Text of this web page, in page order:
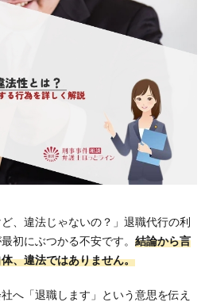
、違法じゃないの？」退職代行の利
初にぶつかる不安です。 結論から言
、違法ではありません。
へ「退職します」という意思を伝え